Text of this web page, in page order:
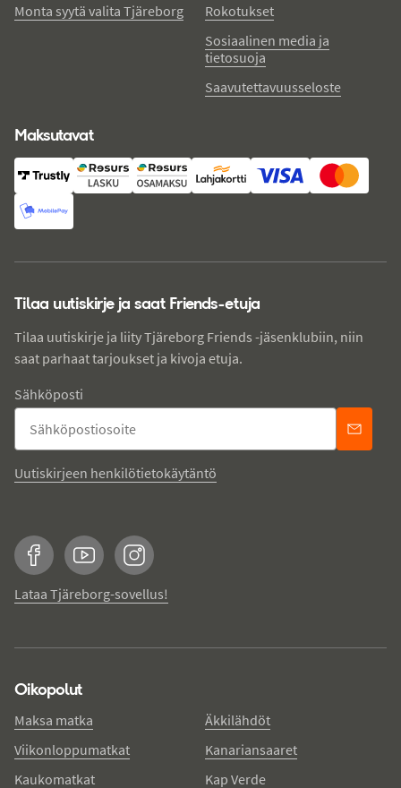
Monta syytä valita Tjäreborg
Rokotukset
Sosiaalinen media ja
tietosuoja
Saavutettavuusseloste
Maksutavat
Tilaa uutiskirje ja saat Friends-etuja
Tilaa uutiskirje ja liity Tjäreborg Friends -jäsenklubiin, niin
saat parhaat tarjoukset ja kivoja etuja.
Sähköposti
Uutiskirjeen henkilötietokäytäntö
FacebookYouTubeInstagram
Lataa Tjäreborg-sovellus!
Oikopolut
Maksa matka
Viikonloppumatkat
Kaukomatkat
Äkkilähdöt
Kanariansaaret
Kap Verde